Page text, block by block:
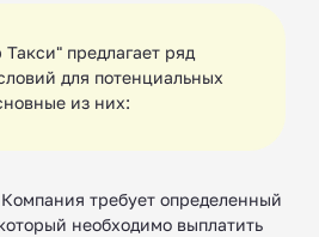
предлагает ряд
для потенциальных
из них:
Компания требует определенный
необходимо выплатить